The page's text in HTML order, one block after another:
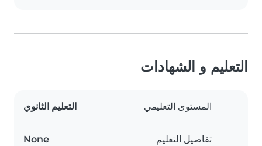
التعليم و الشهادات
المستوى التعليمي التعليم الثانوي
تفاصيل التعليم None